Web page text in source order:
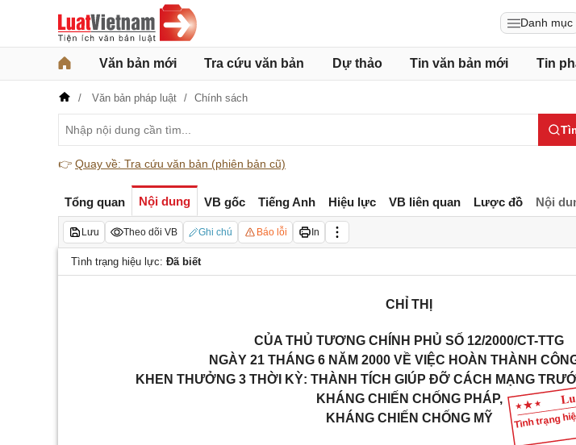
Danh mục
Văn bản mới Tra cứu văn bản Dự thảo Tin văn bản mới Tin
Văn bản pháp luật Chính sách
👉 Quay về: Tra cứu văn bản (phiên bản cũ)
Tổng quan Nội dung VB gốc Tiếng Anh Hiệu lực VB liên quan Lược đồ Nội
Lưu Theo dõi VB Ghi chú Báo lỗi In
Tình trạng hiệu lực: Đã biết
Tình trạng
CHỈ THỊ
CỦA THỦ TƯƠNG CHÍNH PHỦ SỐ 12/2000/CT-TTG
NGÀY 21 THÁNG 6 NĂM 2000 VỀ VIỆC HOÀN THÀNH
KHEN THƯỞNG 3 THỜI KỲ: THÀNH TÍCH GIÚP ĐỠ CÁCH MẠNG
KHÁNG CHIẾN CHỐNG PHÁP,
KHÁNG CHIẾN CHỐNG MỸ